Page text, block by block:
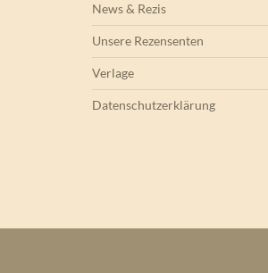
News & Rezis
Unsere Rezensenten
Verlage
Datenschutzerklärung